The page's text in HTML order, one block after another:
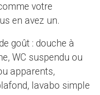
votre
en avez un.
goût : douche à
WC suspendu ou
apparents,
lavabo simple